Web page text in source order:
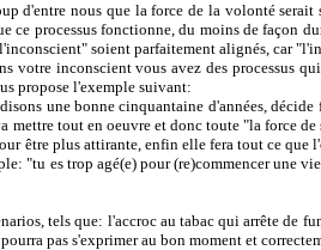
d'entre nous que la force de la volonté
ce processus fonctionne, du moins de façon
soient parfaitement alignés, car
votre inconscient vous avez des processus
propose l'exemple suivant:
une bonne cinquantaine d'années,
mettre tout en oeuvre et donc toute "la force
être plus attirante, enfin elle fera tout ce
"tu es trop agé(e) pour (re)commencer une
tels que: l'accroc au tabac qui arrête de
pas s'exprimerau bon moment et